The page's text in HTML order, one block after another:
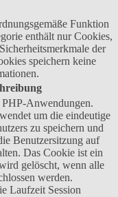
Funktion
enthält nur Cookies,
der
speichern keine
Anwendungen.
um die eindeutige
zu speichern und
Benutzersitzung auf
Das Cookie ist ein
gelöscht, wenn alle
werden.
Laufzeit Session